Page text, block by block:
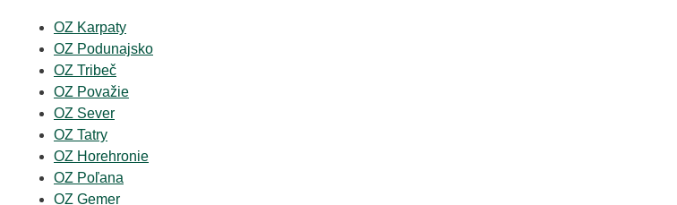
OZ Karpaty
OZ Podunajsko
OZ Tribeč
OZ Považie
OZ Sever
OZ Tatry
OZ Horehronie
OZ Poľana
OZ Gemer